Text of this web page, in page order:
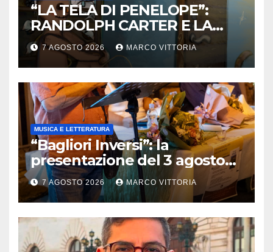
“LA TELA DI PENELOPE”:
RANDOLPH CARTER E LA
ROTTURA CHE DIVENTA
LIBERTÀ
7 AGOSTO 2026 MARCO VITTORIA
MUSICA E LETTERATURA
“Bagliori Inversi”: la
presentazione del 3 agosto
2026 a Pietragalla
7 AGOSTO 2026 MARCO VITTORIA